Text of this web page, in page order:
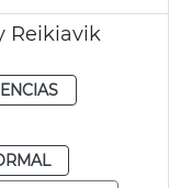
Reikiavik